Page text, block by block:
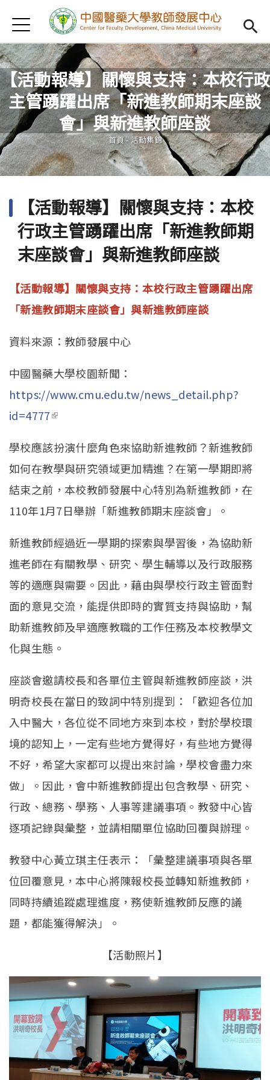
首頁
Open
認識我們
Open
教學研習
Open
新進教師
Open
傑出教授
Open
教師專業社群
Open
借用項目
Open
AI專區
Jump to Navigation
Jump to Main content
【活動報導】關懷與支持：本校行政
主管踴躍出席「新進教師期末座談
會」與新進教師座談
您在這裡
首頁-活動集錦
【活動報導】關懷與支持：本校
行政主管踴躍出席「新進教師期
末座談會」與新進教師座談
【活動報導】關懷與支持：本校行政主管踴躍出席
「新進教師期末座談會」與新進教師座談
資料來源：教師發展中心
中國醫藥大學校園新聞：
https://www.cmu.edu.tw/news_detail.php?
id=4777(link is external)
學校應該扮演什麼角色來協助新進教師？新進教師
如何在教學與研究領域更加精進？在第一學期即將
結束之前，本校教師發展中心特別為新進教師，在
110年1月7日舉辦「新進教師期末座談會」。
新進教師經過近一學期的探索與學習後，為協助新
進老師在有關教學、研究、學生輔導以及行政服務
等的適應與需要。因此，藉由與學校行政主管面對
面的意見交流，能提供即時的實質支持與協助，幫
助新進教師及早適應教職的工作任務及本校教學文
化與生態。
座談會邀請校長和各單位主管與新進教師座談，洪
明奇校長在當日的致詞中特別提到：「歡迎各位加
入中醫大，各位從不同地方來到本校，對於學校環
境的認知上，一定有些地方覺得好，有些地方覺得
不好，希望大家都可以提出來討論，學校會盡力來
做」。因此，會中新進教師提出包含教學、研究、
行政、總務、學務、人事等建議事項。教發中心皆
逐項記錄與彙整，並請相關單位協助回覆與辦理。
教發中心黃立琪主任表示：「彙整建議事項與各單
位回覆意見，本中心將陳報校長並轉知新進教師，
同時持續追蹤處理進度，務使新進教師反應的議
題，都能獲得解決」。
【活動照片】